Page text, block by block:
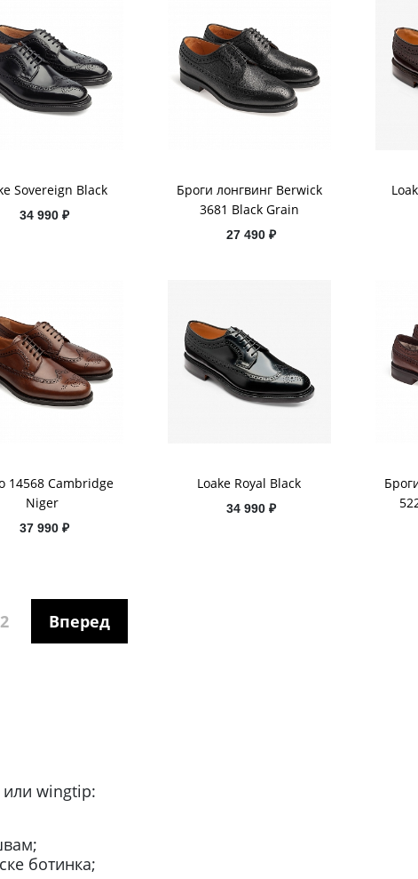
Sovereign Black
34 990 ₽
Броги лонгвинг Berwick
3681 Black Grain
27 490 ₽
14568 Cambridge
Niger
37 990 ₽
Loake Royal Black
34 990 ₽
2 Вперед
wingtip:
ботинка;